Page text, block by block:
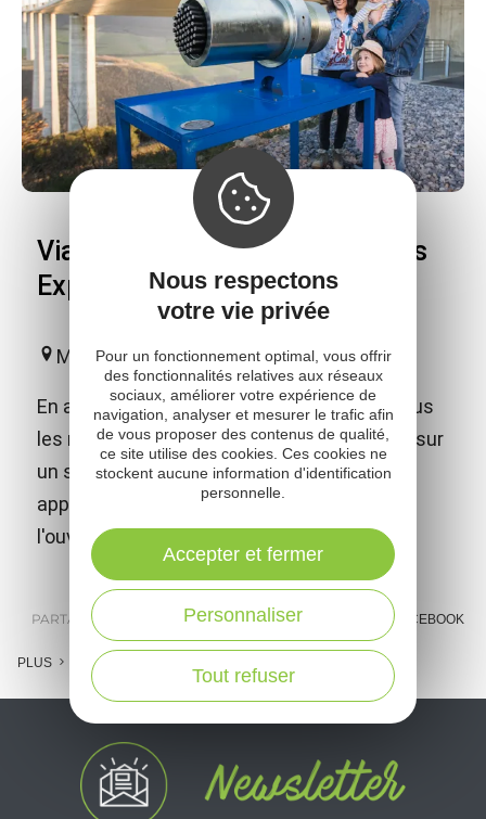
Viaduc de Millau, le Sentier des
Explorateurs
Millau
En apprendre davantage sur le viaduc de tous
les records, c'est facile…Suivez votre guide sur
un sentier aménagé en extérieur, pour
apprendre et s'émerveiller… au plus près de
l'ouvrage !
PARTAGER : E-MAIL MESSENGER FACEBOOK
PLUS
Nous respectons
votre vie privée
Pour un fonctionnement optimal, vous offrir
des fonctionnalités relatives aux réseaux
sociaux, améliorer votre expérience de
navigation, analyser et mesurer le trafic afin
de vous proposer des contenus de qualité,
ce site utilise des cookies. Ces cookies ne
stockent aucune information d'identification
personnelle.
Tout refuser
Personnaliser
Accepter et fermer